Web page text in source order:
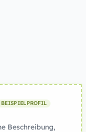
BEISPIELPROFIL
Beschreibung,